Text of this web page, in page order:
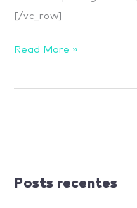
[/vc_row]
Read More »
Posts recentes